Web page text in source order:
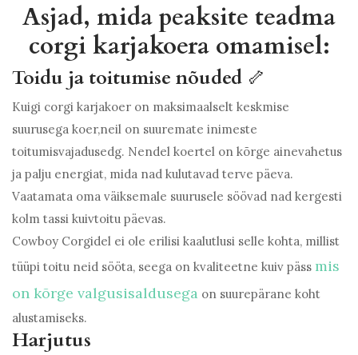
Asjad, mida peaksite teadma
corgi karjakoera omamisel:
Toidu ja toitumise nõuded 🦴
Kuigi corgi karjakoer on maksimaalselt keskmise
suurusega koer,neil on suuremate inimeste
toitumisvajadusedg. Nendel koertel on kõrge ainevahetus
ja palju energiat, mida nad kulutavad terve päeva.
Vaatamata oma väiksemale suurusele söövad nad kergesti
kolm tassi kuivtoitu päevas.
Cowboy Corgidel ei ole erilisi kaalutlusi selle kohta, millist
tüüpi toitu neid sööta, seega on kvaliteetne kuiv päss mis
on kõrge valgusisaldusega on suurepärane koht
alustamiseks.
Harjutus